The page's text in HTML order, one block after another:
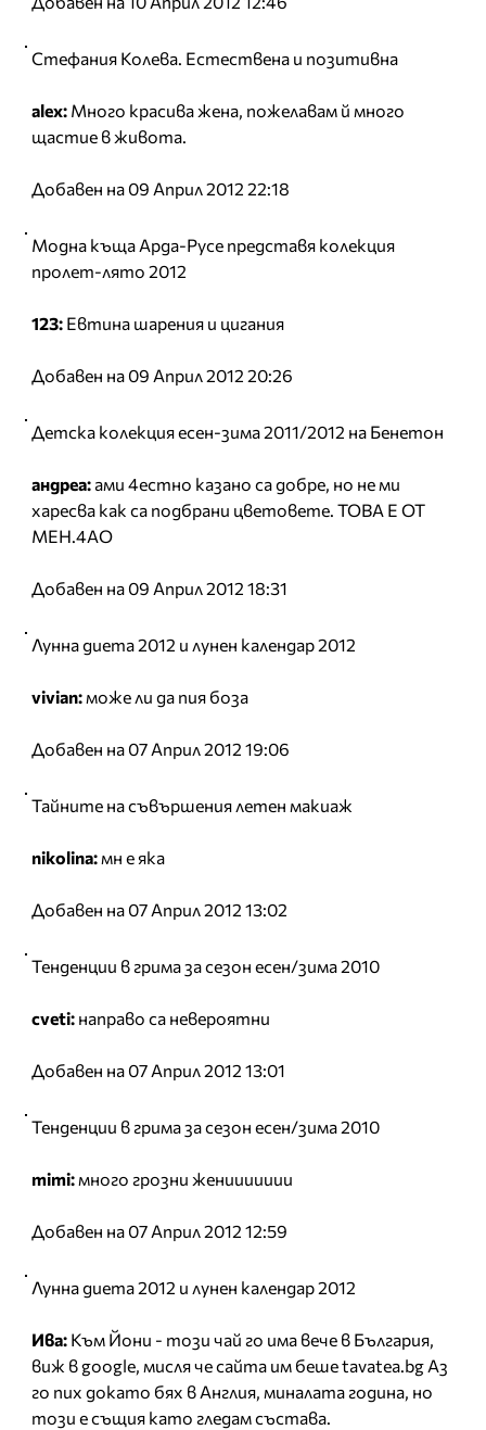
Стефания Колева. Естествена и позитивнa
alex: Много красива жена, пожелавам й много
щастие в живота.
Добавен на 09 Април 2012 22:18
Модна къща Арда-Русе представя колекция
пролет-лято 2012
123: Евтина шарения и цигания
Добавен на 09 Април 2012 20:26
Детска колекция есен-зима 2011/2012 на Бенетон
андреа: ами 4естно казано са добре, но не ми
харесва как са подбрани цветовете. ТОВА Е ОТ
МЕН.4АО
Добавен на 09 Април 2012 18:31
Лунна диета 2012 и лунен календар 2012
vivian:може ли да пия боза
Добавен на 07 Април 2012 19:06
Тайните на съвършения летен макиаж
nikolina:мн е яка
Добавен на 07 Април 2012 13:02
Тенденции в грима за сезон есен/зима 2010
cveti: направо са невероятни
Добавен на 07 Април 2012 13:01
Тенденции в грима за сезон есен/зима 2010
mimi:много грозни жениииииии
Добавен на 07 Април 2012 12:59
Лунна диета 2012 и лунен календар 2012
Ива: Към Йони - този чай го има вече в България,
виж в google, мисля че сайта им беше tavatea.bg Аз
го пих докато бях в Англия, миналата година, но
този е същия като гледам състава.